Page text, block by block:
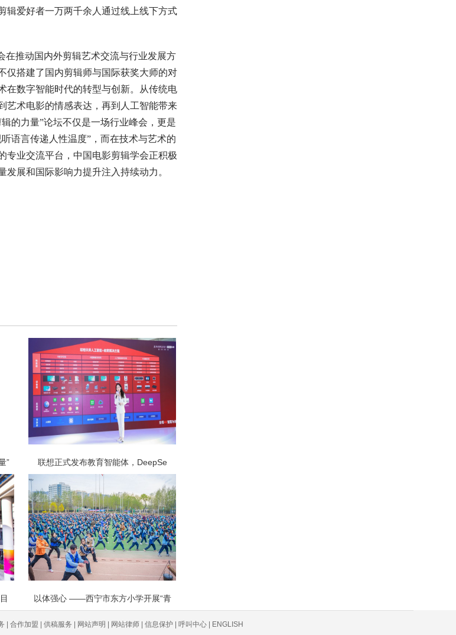
爱好者一万两千余人通过线上线下方式
推动国内外剪辑艺术交流与行业发展方
仅搭建了国内剪辑师与国际获奖大师的对
在数字智能时代的转型与创新。从传统电
艺术电影的情感表达，再到人工智能带来
的力量”论坛不仅是一场行业峰会，更是
语言传递人性温度”，而在技术与艺术的
专业交流平台，中国电影剪辑学会正积极
展和国际影响力提升注入持续动力。
” 联想正式发布教育智能体，DeepSe
以体强心 ——西宁市东方小学开展“青
| 合作加盟 | 供稿服务 | 网站声明 | 网站律师 | 信息保护 | 呼叫中心 | ENGLISH